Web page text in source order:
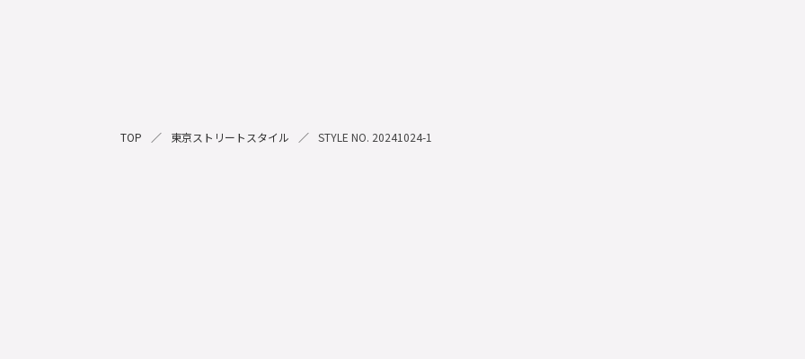
TOP 東京ストリートスタイル STYLE NO. 20241024-1